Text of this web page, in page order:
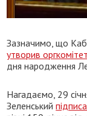
Зазначимо, що
утворив оргкомітет
дня народження
Нагадаємо, 29
Зеленський